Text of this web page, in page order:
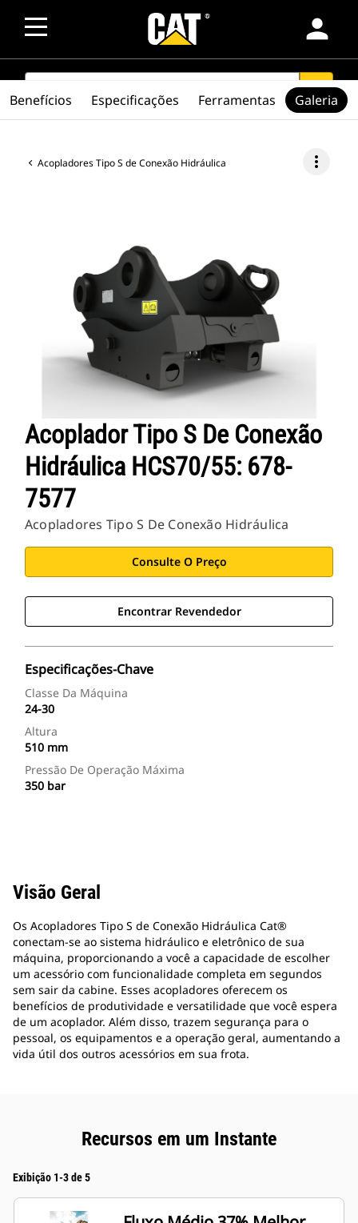
person
SEARCH search
Acopladores Tipo S de Conexão Hidráulica more_vert
Acoplador Tipo S De Conexão
Hidráulica HCS70/55: 678-
7577
Acopladores Tipo S De Conexão Hidráulica
Consulte O Preço
Encontrar Revendedor
Especificações-Chave
Classe Da Máquina
24-30
Altura
510 mm
Pressão De Operação Máxima
350 bar
Benefícios Especificações Ferramentas Galeria
Visão Geral
Os Acopladores Tipo S de Conexão Hidráulica Cat®
conectam-se ao sistema hidráulico e eletrônico de sua
máquina, proporcionando a você a capacidade de escolher
um acessório com funcionalidade completa em segundos
sem sair da cabine. Esses acopladores oferecem os
benefícios de produtividade e versatilidade que você espera
de um acoplador. Além disso, trazem segurança para o
pessoal, os equipamentos e a operação geral, aumentando a
vida útil dos outros acessórios em sua frota.
Recursos em um Instante
Exibição 1-3 de 5